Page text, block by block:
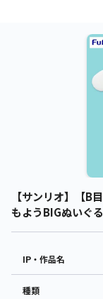
【サンリオ】【B
もようBIGぬいぐ
IP・作品名
種類